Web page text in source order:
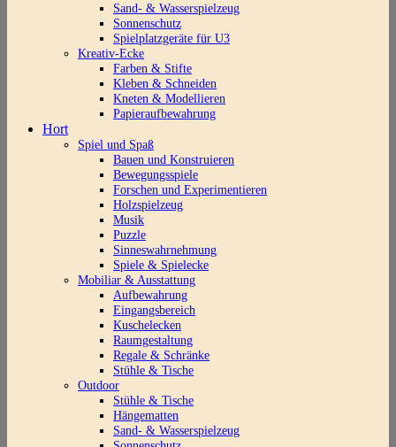
Sand- & Wasserspielzeug
Sonnenschutz
Spielplatzgeräte für U3
Kreativ-Ecke
Farben & Stifte
Kleben & Schneiden
Kneten & Modellieren
Papieraufbewahrung
Hort
Spiel und Spaß
Bauen und Konstruieren
Bewegungsspiele
Forschen und Experimentieren
Holzspielzeug
Musik
Puzzle
Sinneswahrnehmung
Spiele & Spielecke
Mobiliar & Ausstattung
Aufbewahrung
Eingangsbereich
Kuschelecken
Raumgestaltung
Regale & Schränke
Stühle & Tische
Outdoor
Stühle & Tische
Hängematten
Sand- & Wasserspielzeug